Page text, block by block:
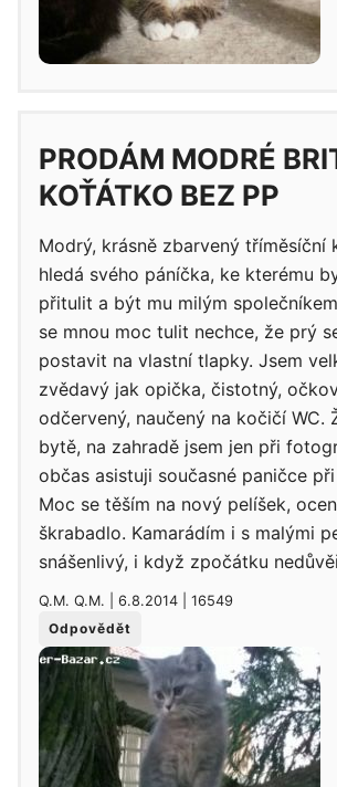
PRODÁM MODRÉ
KOŤÁTKO BEZ PP
Modrý, krásně zbarvený tříměsíční
hledá svého páníčka, ke kterému
přitulit a být mu milým
se mnou moc tulit nechce, že prý
postavit na vlastní tlapky. Jsem
zvědavý jak opička, čistotný,
odčervený, naučený na kočičí WC.
bytě, na zahradě jsem jen při
občas asistuji současné paničce
Moc se těším na nový pelíšek,
škrabadlo. Kamarádím i s malými
snášenlivý, i když zpočátku
Q.M. Q.M. | 6.8.2014 | 16549
Odpovědět